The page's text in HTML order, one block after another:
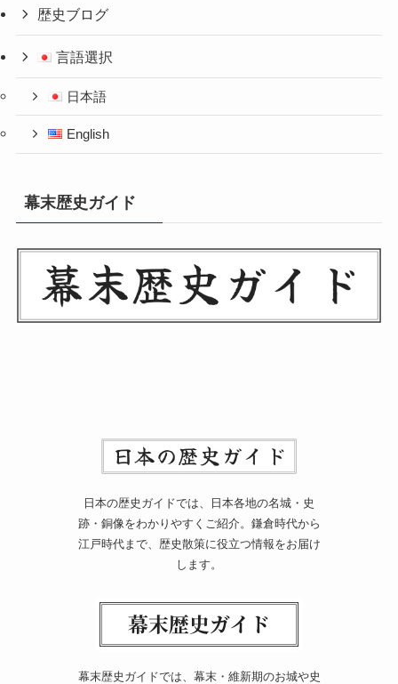
歴史ブログ
言語選択
日本語
English
幕末歴史ガイド
日本の歴史ガイドでは、日本各地の名城・史
跡・銅像をわかりやすくご紹介。鎌倉時代から
江戸時代まで、歴史散策に役立つ情報をお届け
します。
幕末歴史ガイドでは、幕末・維新期のお城や史